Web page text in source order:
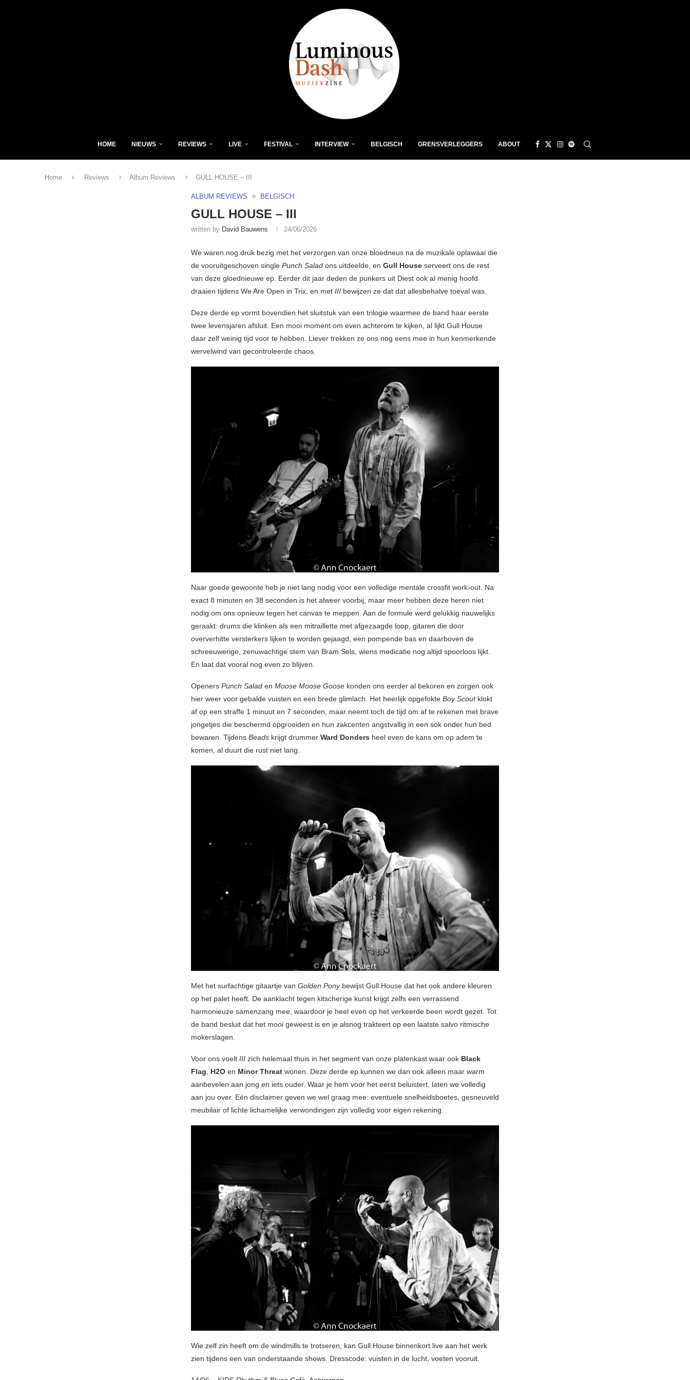
HOME NIEUWS REVIEWS LIVE FESTIVAL INTERVIEW BELGISCH GRENSVERLEGGERS ABOUT
Home Reviews Album Reviews GULL HOUSE – III
ALBUM REVIEWS BELGISCH
GULL HOUSE – III
written by David Bauwens 24/06/2026
We waren nog druk bezig met het verzorgen van onze bloedneus na de muzikale oplawaai die
de vooruitgeschoven single Punch Salad ons uitdeelde, en Gull House serveert ons de rest
van deze gloednieuwe ep. Eerder dit jaar deden de punkers uit Diest ook al menig hoofd
draaien tijdens We Are Open in Trix, en met III bewijzen ze dat dat allesbehalve toeval was.
Deze derde ep vormt bovendien het sluitstuk van een trilogie waarmee de band haar eerste
twee levensjaren afsluit. Een mooi moment om even achterom te kijken, al lijkt Gull House
daar zelf weinig tijd voor te hebben. Liever trekken ze ons nog eens mee in hun kenmerkende
wervelwind van gecontroleerde chaos.
Naar goede gewoonte heb je niet lang nodig voor een volledige mentale crossfit work-out. Na
exact 8 minuten en 38 seconden is het alweer voorbij, maar meer hebben deze heren niet
nodig om ons opnieuw tegen het canvas te meppen. Aan de formule werd gelukkig nauwelijks
geraakt: drums die klinken als een mitraillette met afgezaagde loop, gitaren die door
oververhitte versterkers lijken te worden gejaagd, een pompende bas en daarboven de
schreeuwerige, zenuwachtige stem van Bram Sels, wiens medicatie nog altijd spoorloos lijkt.
En laat dat vooral nog even zo blijven.
Openers Punch Salad en Moose Moose Goose konden ons eerder al bekoren en zorgen ook
hier weer voor gebalde vuisten en een brede glimlach. Het heerlijk opgefokte Boy Scout klokt
af op een straffe 1 minuut en 7 seconden, maar neemt toch de tijd om af te rekenen met brave
jongetjes die beschermd opgroeiden en hun zakcenten angstvallig in een sok onder hun bed
bewaren. Tijdens Beads krijgt drummer Ward Donders heel even de kans om op adem te
komen, al duurt die rust niet lang.
Met het surfachtige gitaartje van Golden Ponybewijst Gull House dat het ook andere kleuren
op het palet heeft. De aanklacht tegen kitscherige kunst krijgt zelfs een verrassend
harmonieuze samenzang mee, waardoor je heel even op het verkeerde been wordt gezet. Tot
de band besluit dat het mooi geweest is en je alsnog trakteert op een laatste salvo ritmische
mokerslagen.
Voor ons voelt III zich helemaal thuis in het segment van onze platenkast waar ook Black
Flag
H2O en Minor Threat wonen. Deze derde ep kunnen we dan ook alleen maar warm
aanbevelen aan jong en iets ouder. Waar je hem voor het eerst beluistert, laten we volledig
aan jou over. Eén disclaimer geven we wel graag mee: eventuele snelheidsboetes, gesneuveld
meubilair of lichte lichamelijke verwondingen zijn volledig voor eigen rekening.
Wie zelf zin heeft om de windmills te trotseren, kan Gull House binnenkort live aan het werk
zien tijdens een van onderstaande shows. Dresscode: vuisten in de lucht, voeten vooruit.